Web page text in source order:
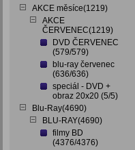
AKCE měsíce(1219)
AKCE
ČERVENEC(1219)
DVD ČERVENEC
(579/579)
blu-ray červenec
(636/636)
speciál - DVD +
obraz 20x20 (5/5)
Blu-Ray(4690)
BLU-RAY(4690)
filmy BD
(4376/4376)